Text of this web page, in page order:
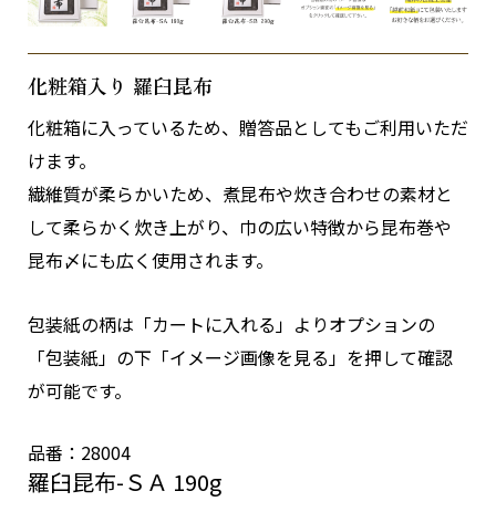
化粧箱入り 羅臼昆布
化粧箱に入っているため、贈答品としてもご利用いただ
けます。
繊維質が柔らかいため、煮昆布や炊き合わせの素材と
して柔らかく炊き上がり、巾の広い特徴から昆布巻や
昆布〆にも広く使用されます。
包装紙の柄は「カートに入れる」よりオプションの
「包装紙」の下「イメージ画像を見る」を押して確認
が可能です。
品番：28004
羅臼昆布-ＳＡ 190g